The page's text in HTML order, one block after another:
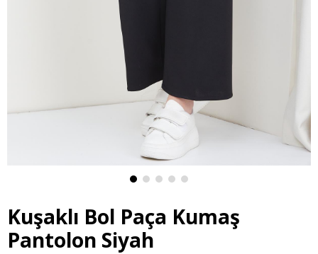
Kuşaklı Bol Paça Kumaş
Pantolon Siyah